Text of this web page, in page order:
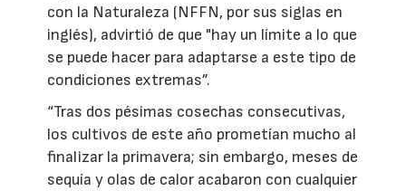
con la Naturaleza (NFFN, por sus siglas en
inglés), advirtió de que "hay un límite a lo que
se puede hacer para adaptarse a este tipo de
condiciones extremas”.
“Tras dos pésimas cosechas consecutivas,
los cultivos de este año prometían mucho al
finalizar la primavera; sin embargo, meses de
sequía y olas de calor acabaron con cualquier